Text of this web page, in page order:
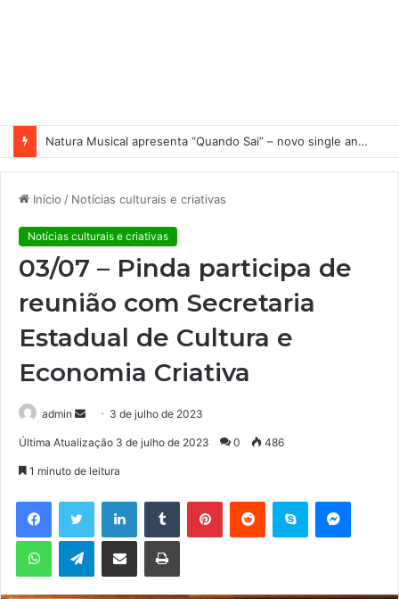
Natura Musical apresenta “Quando Sai” – novo single antecipa estreia do primeiro álbum solo de Elisa Maia
Início / Notícias culturais e criativas
Notícias culturais e criativas
03/07 – Pinda participa de
reunião com Secretaria
Estadual de Cultura e
Economia Criativa
admin
d
e
m
3 de julho de 2023
Última Atualização 3 de julho de 2023 0 486
1 minuto de leitura
Telegram